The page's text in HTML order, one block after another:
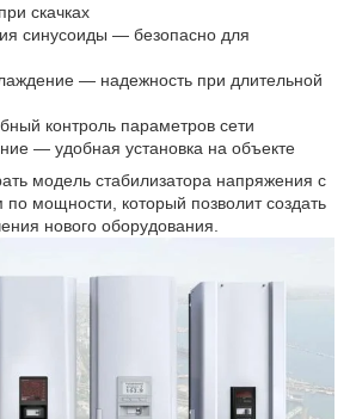
скачках
синусоиды — безопасно для
— надежность при длительной
контроль параметров сети
— удобная установка на объекте
модель стабилизатора напряжения с
мощности, который позволит создать
нового оборудования.